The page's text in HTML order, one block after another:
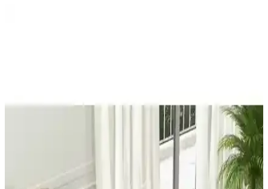
Paşabahçe Magnolia Metal Ayaklı Gold Detaylı
Kase ve Şekerlik Seti Şık ve Modern Tasarım
Altı adet cam kase ve şekerlikten oluşan Magnolia seti, gold detaylar
ve dayanıklı malzemeleriyle sofralarınıza şıklık ve fonksiyonellik